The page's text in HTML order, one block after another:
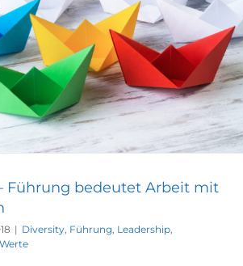
Führung bedeutet Arbeit mit
| Diversity, Führung, Leadership,
Werte